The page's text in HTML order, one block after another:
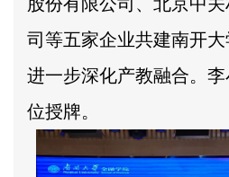
股份有限公司、北京中
司等五家企业共建南开大
进一步深化产教融合。
位授牌。